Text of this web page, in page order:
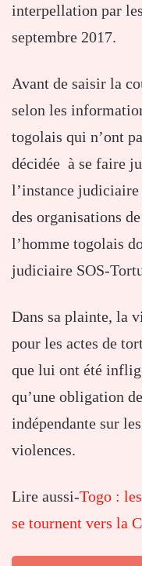
interpellation par
septembre 2017.
Avant de saisir la
selon les
togolais qui n’ont
décidée à se faire
l’instance
des organisations
l’homme togolais
judiciaire SOS-
Dans sa plainte, la
pour les actes de
que lui ont été
qu’une obligation
indépendante sur
violences.
Lire aussi-Togo :
se tournent vers la